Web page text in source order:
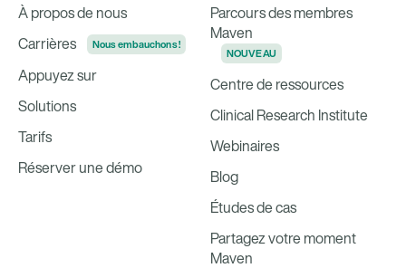
À propos de nous
Carrières
Nous embauchons !
Appuyez sur
Solutions
Tarifs
Réserver une démo
Parcours des membres
Maven
NOUVEAU
Centre de ressources
Clinical Research Institute
Webinaires
Blog
Études de cas
Partagez votre moment
Maven